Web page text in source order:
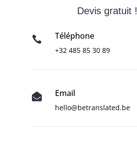
Devis gratuit !
 Téléphone
+32 485 85 30 89
 Email
hello@betranslated.be